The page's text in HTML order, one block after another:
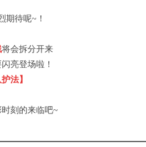
期待呢~ ！
将会拆分开来
亮登场啦！
法】
刻的来临吧~